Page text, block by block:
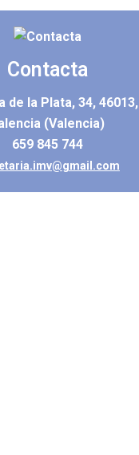
Contacta
de la Plata, 34, 46013,
(Valencia)
659 845 744